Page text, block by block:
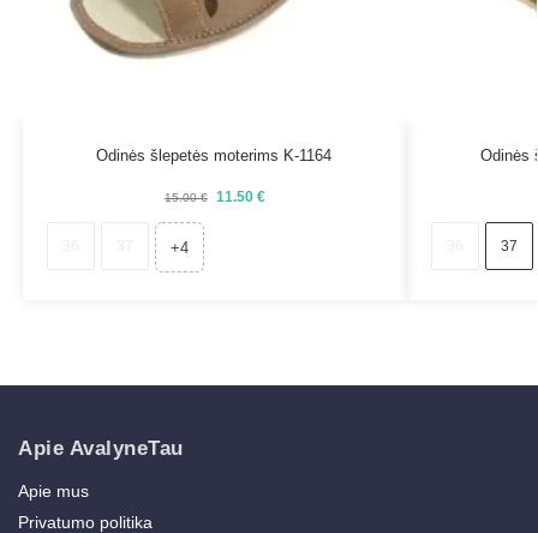
Odinės šlepetės moterims K-1164
15.00€ 11.50 €
+4
Odinės
37
Apie AvalyneTau
Apie mus
Privatumo politika